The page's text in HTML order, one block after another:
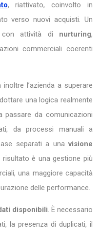
, riattivato, coinvolto in
verso nuovi acquisti. Un
attività di nurturing,
commerciali coerenti
inoltre l’azienda a superare
una logica realmente
passare da comunicazioni
da processi manuali a
separati a una visione
risultato è una gestione più
una maggiore capacità
delle performance.
disponibili. È necessario
la presenza di duplicati, il